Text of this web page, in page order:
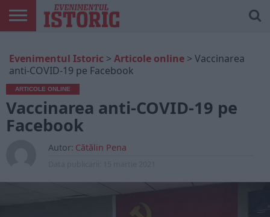
ONLINE
EDIȚII
TIPĂRITE
ISTORIC
PLAY
CONTUL
MEU
Evenimentul Istoric > Articole online > Vaccinarea
anti-COVID-19 pe Facebook
ARTICOLE ONLINE
Vaccinarea anti-COVID-19 pe
Facebook
Autor: Cătălin Pena